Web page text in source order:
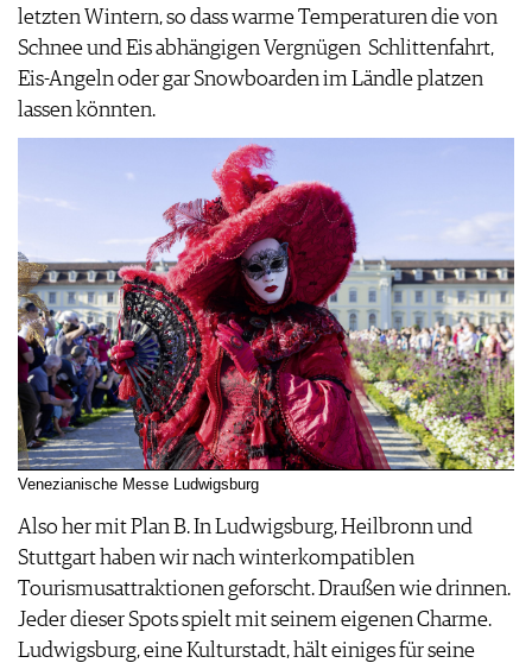
WERBUNG
PRESSE
IMPRESSUM
AGB & DATENSCHUTZ
FAQ
letzten Wintern, so dass warme Temperaturen die von
Schnee und Eis abhängigen Vergnügen Schlittenfahrt,
Eis-Angeln oder gar Snowboarden im Ländle platzen
lassen könnten.
Venezianische Messe Ludwigsburg
Also her mit Plan B. In Ludwigsburg, Heilbronn und
Stuttgart haben wir nach winterkompatiblen
Tourismusattraktionen geforscht. Draußen wie drinnen.
Jeder dieser Spots spielt mit seinem eigenen Charme.
Ludwigsburg, eine Kulturstadt, hält einiges für seine